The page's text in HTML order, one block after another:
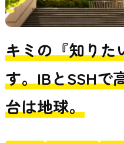
キミの『知りた
す。IBとSSHで
台は地球。